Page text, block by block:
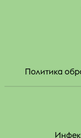
Политика